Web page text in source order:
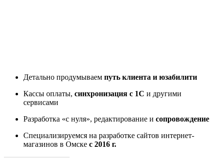
Детально продумываем путь клиента и юзабилити
Кассы оплаты, синхронизация с 1С и другими
сервисами
Разработка «с нуля», редактирование и сопровождение
Специализируемся на разработке сайтов интернет-
магазинов в Омске с 2016 г.